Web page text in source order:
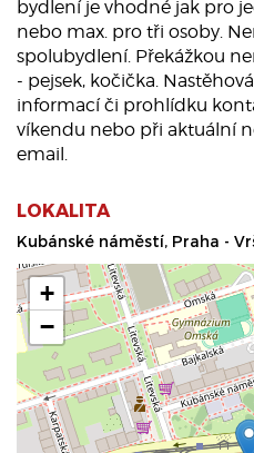
bydlení je vhodné jak pro
nebo max. pro tři osoby.
spolubydlení. Překážkou
- pejsek, kočička.
informací či prohlídku
víkendu nebo při aktuální
email.
LOKALITA
Kubánské náměstí, Praha -
+
−